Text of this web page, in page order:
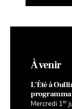
À venir
L’Été à
Mercredi 1er